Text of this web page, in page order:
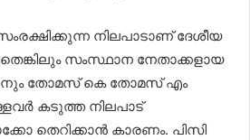
നിലപാടാണ് ദേശീയ
സംസ്ഥാന നേതാക്കളായ
തോമസ് കെ തോമസ് എം
കടുത്ത നിലപാട്
തെറിക്കാൻ കാരണം. പിസി